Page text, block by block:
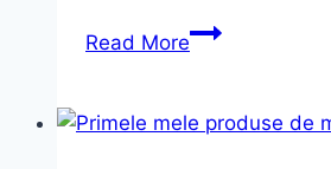
Read MoreCum
paleta Smokey